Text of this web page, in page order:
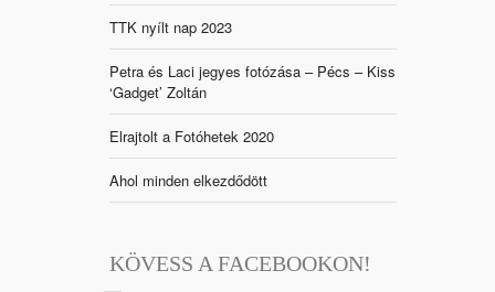
TTK nyílt nap 2023
Petra és Laci jegyes fotózása – Pécs – Kiss
‘Gadget’ Zoltán
Elrajtolt a Fotóhetek 2020
Ahol minden elkezdődött
KÖVESS A FACEBOOKON!